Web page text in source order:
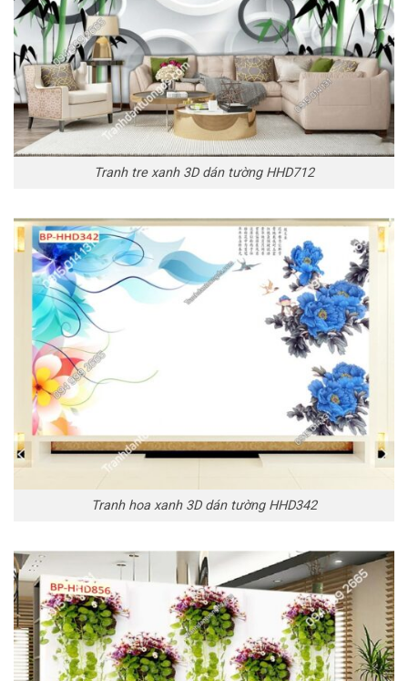
Tranh tre xanh 3D dán tường HHD712
Tranh hoa xanh 3D dán tường HHD342